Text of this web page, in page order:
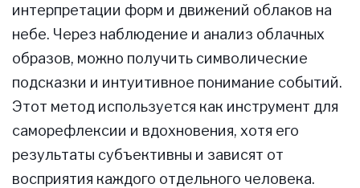
интерпретации форм и движений облаков на
небе. Через наблюдение и анализ облачных
образов, можно получить символические
подсказки и интуитивное понимание событий.
Этот метод используется как инструмент для
саморефлексии и вдохновения, хотя его
результаты субъективны и зависят от
восприятия каждого отдельного человека.